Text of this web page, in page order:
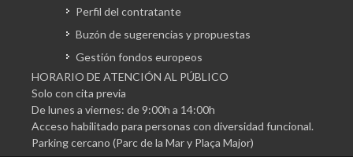
Perfil del contratante
Buzón de sugerencias y propuestas
Gestión fondos europeos
HORARIO DE ATENCIÓN AL PÚBLICO
Solo con cita previa
De lunes a viernes: de 9:00h a 14:00h
Acceso habilitado para personas con diversidad funcional.
Parking cercano (Parc de la Mar y Plaça Major)